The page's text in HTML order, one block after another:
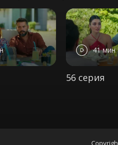
41 мин
56 серия